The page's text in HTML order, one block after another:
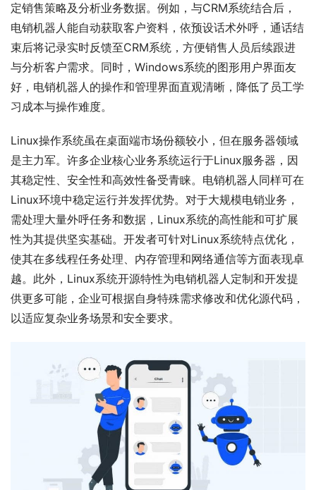
定销售策略及分析业务数据。例如，与CRM系统结合后，
电销机器人能自动获取客户资料，依预设话术外呼，通话结
束后将记录实时反馈至CRM系统，方便销售人员后续跟进
与分析客户需求。同时，Windows系统的图形用户界面友
好，电销机器人的操作和管理界面直观清晰，降低了员工学
习成本与操作难度。
Linux操作系统虽在桌面端市场份额较小，但在服务器领域
是主力军。许多企业核心业务系统运行于Linux服务器，因
其稳定性、安全性和高效性备受青睐。电销机器人同样可在
Linux环境中稳定运行并发挥优势。对于大规模电销业务，
需处理大量外呼任务和数据，Linux系统的高性能和可扩展
性为其提供坚实基础。开发者可针对Linux系统特点优化，
使其在多线程任务处理、内存管理和网络通信等方面表现卓
越。此外，Linux系统开源特性为电销机器人定制和开发提
供更多可能，企业可根据自身特殊需求修改和优化源代码，
以适应复杂业务场景和安全要求。